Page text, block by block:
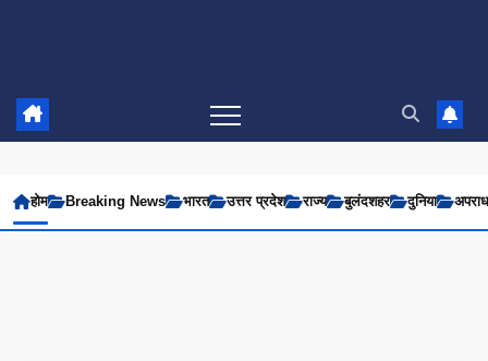
होम Breaking News भारत उत्तर प्रदेश राज्य बुलंदशहर दुनिया अपराध